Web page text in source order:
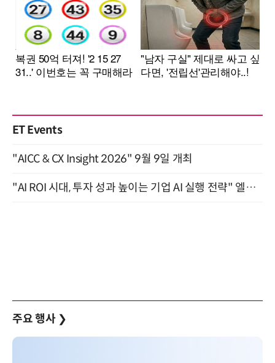
ET Events
"AICC & CX Insight 2026" 9월 9일 개최
"AI ROI 시대, 투자 성과 높이는 기업 AI 실행 전략" 엘타워 6층 (9월 18일)
주요 행사 ❯